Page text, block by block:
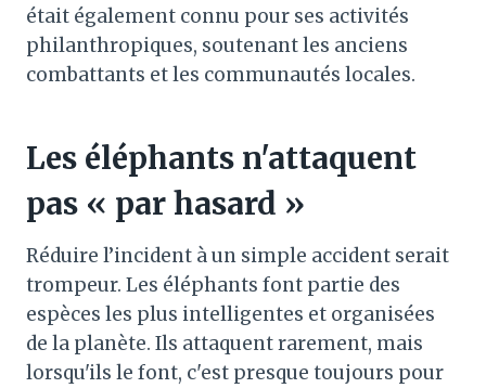
était également connu pour ses activités
philanthropiques, soutenant les anciens
combattants et les communautés locales.
Les éléphants n'attaquent
pas « par hasard »
Réduire l’incident à un simple accident serait
trompeur. Les éléphants font partie des
espèces les plus intelligentes et organisées
de la planète. Ils attaquent rarement, mais
lorsqu'ils le font, c'est presque toujours pour